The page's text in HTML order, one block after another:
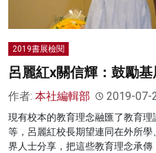
2019書展檢閱
呂麗紅x關信輝：鼓勵
作者: 本社編輯部 2019-07-
現有校本的教育理念融匯了教育
等，呂麗紅校長期望連同在外所
界人士分享，把這些教育理念承傳